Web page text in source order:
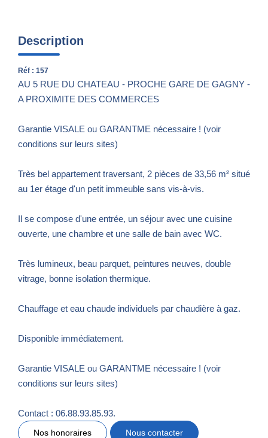
Description
Réf : 157
AU 5 RUE DU CHATEAU - PROCHE GARE DE GAGNY -
A PROXIMITE DES COMMERCES
Garantie VISALE ou GARANTME nécessaire ! (voir
conditions sur leurs sites)
Très bel appartement traversant, 2 pièces de 33,56 m² situé
au 1er étage d'un petit immeuble sans vis-à-vis.
Il se compose d'une entrée, un séjour avec une cuisine
ouverte, une chambre et une salle de bain avec WC.
Très lumineux, beau parquet, peintures neuves, double
vitrage, bonne isolation thermique.
Chauffage et eau chaude individuels par chaudière à gaz.
Disponible immédiatement.
Garantie VISALE ou GARANTME nécessaire ! (voir
conditions sur leurs sites)
Contact : 06.88.93.85.93.
Nos honoraires Nous contacter